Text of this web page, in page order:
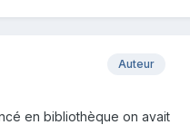
Auteur
en bibliothèque on avait